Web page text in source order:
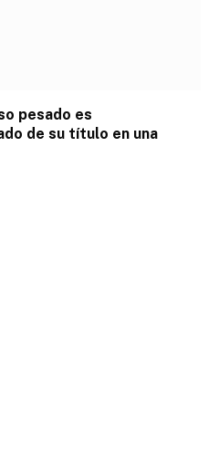
pesado es
de su título en una